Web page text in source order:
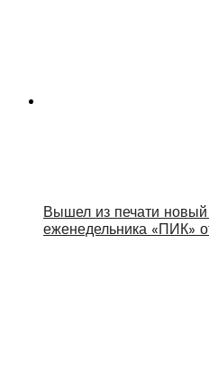
Вышел из печати
еженедельника «ПИК»